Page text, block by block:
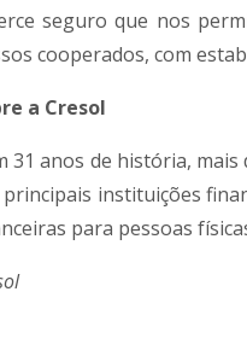
seguro que nos
cooperados, com
a Cresol
31 anos de história,
principais instituições
para pessoas